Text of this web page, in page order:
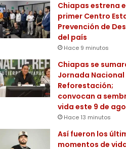
Chiapas estrena
primer Centro
Prevención de
del país
Hace 9 minutos
Chiapas se
Jornada Nacional
Reforestación;
convocan a
vida este 9 de
Hace 13 minutos
Así fueron los
momentos de